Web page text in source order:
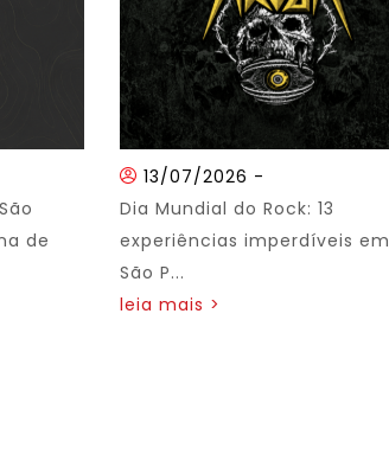
de
13/07/2026 -
Dia Mundial do Rock: 13
experiências imperdíveis em
São P...
leia mais >